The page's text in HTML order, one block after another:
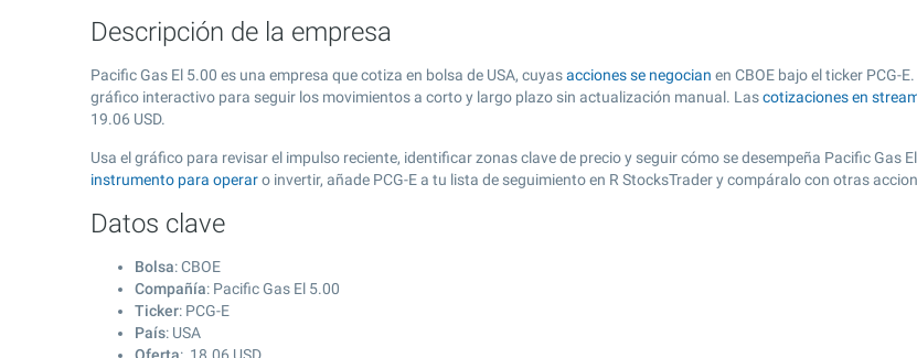
Descripción de la empresa
Pacific Gas El 5.00 es una empresa que cotiza en bolsa de USA, cuyasacciones se negocian en CBOE bajo el ticker PCG-
gráfico interactivo para seguir los movimientos a corto y largo plazo sin actualización manual. Lascotizaciones en
19.06 USD.
Usa el gráfico para revisar el impulso reciente, identificar zonas clave de precio y seguir cómo se desempeña Pacific Gas
instrumento para operaro invertir, añade PCG-E a tu lista de seguimiento en R StocksTrader y compáralo con otras
Datos clave
Bolsa: CBOE
Compañía: Pacific Gas El 5.00
Ticker: PCG-E
País: USA